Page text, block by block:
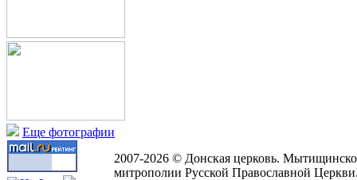
Еще фотографии
2007-2026 © Донская церковь.
митрополии Русской Православной